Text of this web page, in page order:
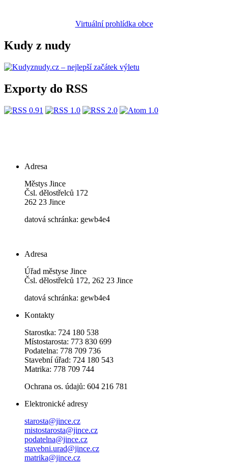
Virtuální prohlídka obce
Kudy z nudy
Exporty do RSS
Adresa
Městys Jince
Čsl. dělostřelců 172
262 23 Jince
datová schránka: gewb4e4
Adresa
Úřad městyse Jince
Čsl. dělostřelců 172, 262 23 Jince
datová schránka: gewb4e4
Kontakty
Starostka: 724 180 538
Místostarosta: 773 830 699
Podatelna: 778 709 736
Stavební úřad: 724 180 543
Matrika: 778 709 744
Ochrana os. údajů: 604 216 781
Elektronické adresy
starosta@jince.cz
mistostarosta@jince.cz
podatelna@jince.cz
stavebni.urad@jince.cz
matrika@jince.cz